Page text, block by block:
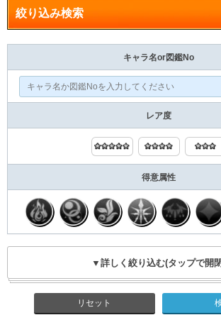
絞り込み検索
キャラ名or図鑑No
レア度
得意属性
▼詳しく絞り込む(タップで開
リセット